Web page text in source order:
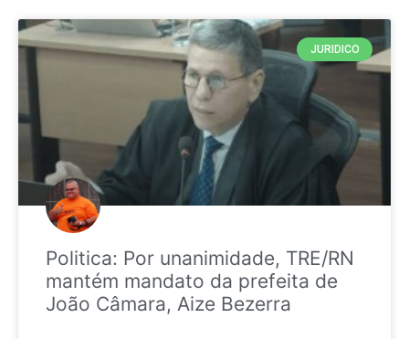
JURIDICO
Politica: Por unanimidade, TRE/RN
mantém mandato da prefeita de
João Câmara, Aize Bezerra